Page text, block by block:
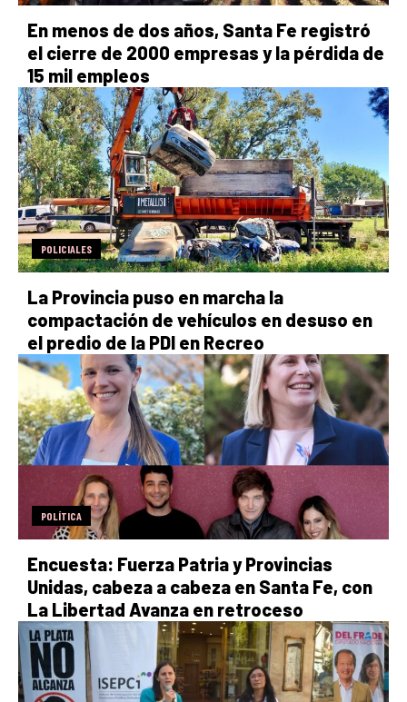
En menos de dos años, Santa Fe registró
el cierre de 2000 empresas y la pérdida de
15 mil empleos
POLICIALES
La Provincia puso en marcha la
compactación de vehículos en desuso en
el predio de la PDI en Recreo
POLÍTICA
Encuesta: Fuerza Patria y Provincias
Unidas, cabeza a cabeza en Santa Fe, con
La Libertad Avanza en retroceso